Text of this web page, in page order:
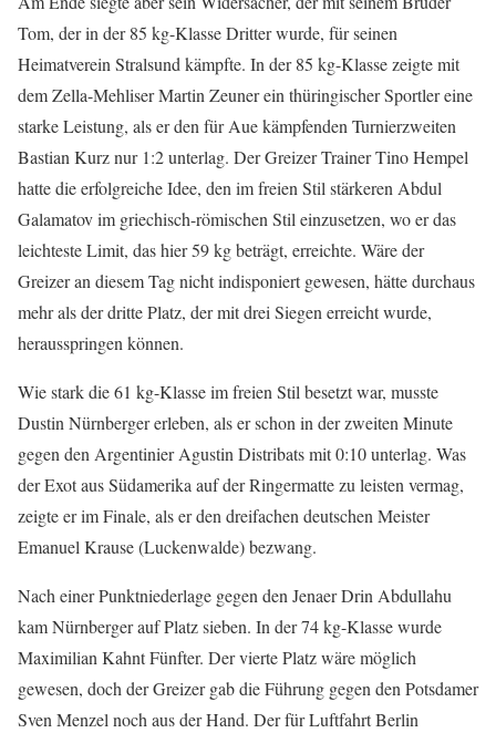
Tom, der in der 85 kg-Klasse Dritter wurde, für seinen
Heimatverein Stralsund kämpfte. In der 85 kg-Klasse zeigte mit
dem Zella-Mehliser Martin Zeuner ein thüringischer Sportler eine
starke Leistung, als er den für Aue kämpfenden Turnierzweiten
Bastian Kurz nur 1:2 unterlag. Der Greizer Trainer Tino Hempel
hatte die erfolgreiche Idee, den im freien Stil stärkeren Abdul
Galamatov im griechisch-römischen Stil einzusetzen, wo er das
leichteste Limit, das hier 59 kg beträgt, erreichte. Wäre der
Greizer an diesem Tag nicht indisponiert gewesen, hätte durchaus
mehr als der dritte Platz, der mit drei Siegen erreicht wurde,
herausspringen können.
Wie stark die 61 kg-Klasse im freien Stil besetzt war, musste
Dustin Nürnberger erleben, als er schon in der zweiten Minute
gegen den Argentinier Agustin Distribats mit 0:10 unterlag. Was
der Exot aus Südamerika auf der Ringermatte zu leisten vermag,
zeigte er im Finale, als er den dreifachen deutschen Meister
Emanuel Krause (Luckenwalde) bezwang.
Nach einer Punktniederlage gegen den Jenaer Drin Abdullahu
kam Nürnberger auf Platz sieben. In der 74 kg-Klasse wurde
Maximilian Kahnt Fünfter. Der vierte Platz wäre möglich
gewesen, doch der Greizer gab die Führung gegen den Potsdamer
Sven Menzel noch aus der Hand. Der für Luftfahrt Berlin